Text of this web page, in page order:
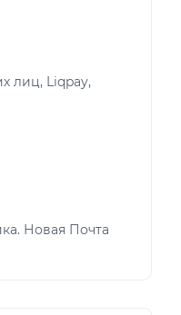
лиц, Liqpay,
Новая Почта